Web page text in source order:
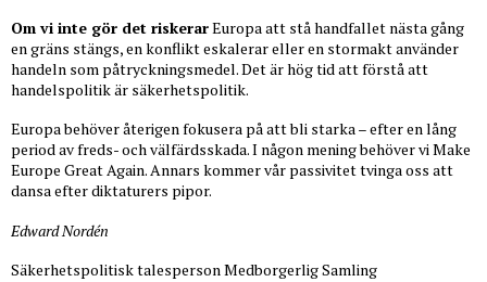
Om vi inte gör det riskerarEuropa att stå handfallet nästa gång
en gräns stängs, en konflikt eskalerar eller en stormakt använder
handeln som påtryckningsmedel. Det är hög tid att förstå att
handelspolitik är säkerhetspolitik.
Europa behöver återigen fokusera på att bli starka – efter en lång
period av freds- och välfärdsskada. I någon mening behöver vi Make
Europe Great Again. Annars kommer vår passivitet tvinga oss att
dansa efter diktaturers pipor.
Edward Nordén
Säkerhetspolitisk talesperson Medborgerlig Samling